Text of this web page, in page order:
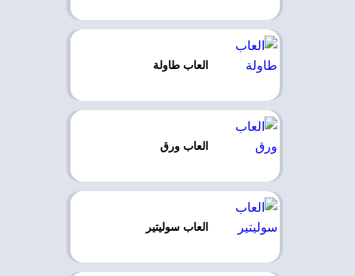
العاب طاولة
العاب ورق
العاب سوليتير